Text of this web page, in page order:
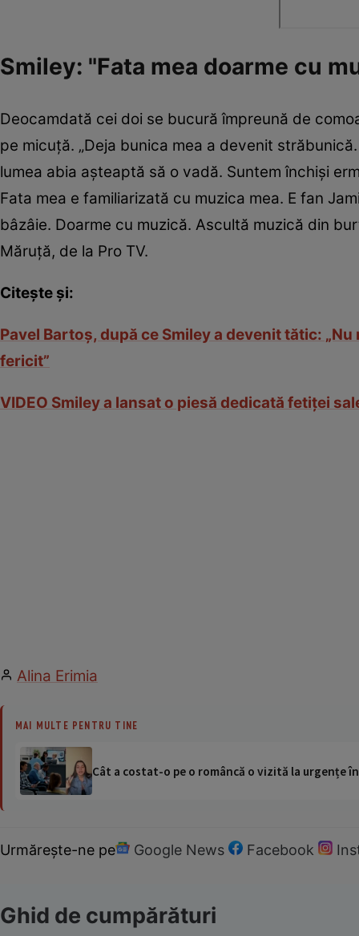
Smiley: "Fata mea doarme cu
Deocamdată cei doi se bucură împreună de
pe micuță. „Deja bunica mea a devenit
lumea abia așteaptă să o vadă. Suntem închiși
Fata mea e familiarizată cu muzica mea. E fan
bâzâie. Doarme cu muzică. Ascultă muzică din
Măruță, de la Pro TV.
Citește și:
Pavel Bartoş, după ce Smiley a devenit tătic:
fericit”
VIDEO Smiley a lansat o piesă dedicată fetiței
Alina Erimia
MAI MULTE PENTRU TINE
Cât a costat-o pe o româncă o vizită la urgențe
Urmărește-ne pe Google News Facebook
Ghid de cumpărături